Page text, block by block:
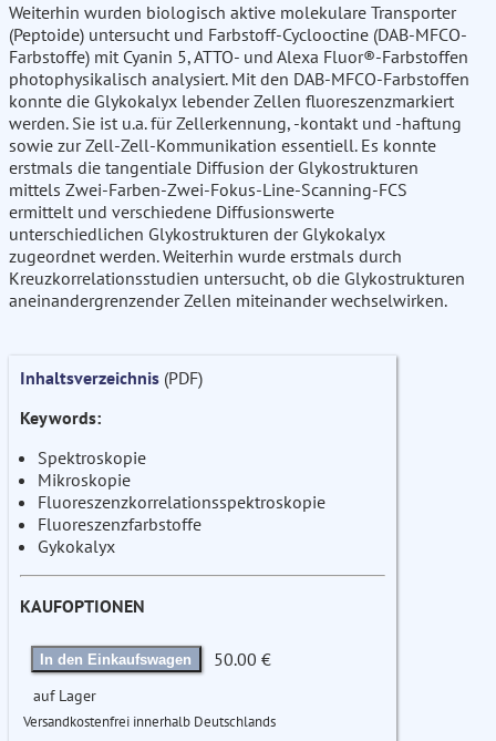
Weiterhin wurden biologisch aktive molekulare Transporter
(Peptoide) untersucht und Farbstoff-Cyclooctine (DAB-MFCO-
Farbstoffe) mit Cyanin 5, ATTO- und Alexa Fluor®-Farbstoffen
photophysikalisch analysiert. Mit den DAB-MFCO-Farbstoffen
konnte die Glykokalyx lebender Zellen fluoreszenzmarkiert
werden. Sie ist u.a. für Zellerkennung, -kontakt und -haftung
sowie zur Zell-Zell-Kommunikation essentiell. Es konnte
erstmals die tangentiale Diffusion der Glykostrukturen
mittels Zwei-Farben-Zwei-Fokus-Line-Scanning-FCS
ermittelt und verschiedene Diffusionswerte
unterschiedlichen Glykostrukturen der Glykokalyx
zugeordnet werden. Weiterhin wurde erstmals durch
Kreuzkorrelationsstudien untersucht, ob die Glykostrukturen
aneinandergrenzender Zellen miteinander wechselwirken.
Inhaltsverzeichnis (PDF)
Keywords:
Spektroskopie
Mikroskopie
Fluoreszenzkorrelationsspektroskopie
Fluoreszenzfarbstoffe
Gykokalyx
KAUFOPTIONEN
In den Einkaufswagen 50.00 €
auf Lager
Versandkostenfrei innerhalb Deutschlands